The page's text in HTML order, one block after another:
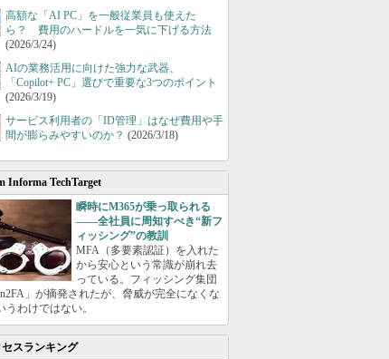
高額な「AI PC」を一般従業員も使えた
ら？ 費用のハードルを一気に下げる方法
(2026/3/24)
AIの業務活用に向けた強力な武器、
「Copilot+ PC」選びで重要な3つのポイント
(2026/3/19)
サービス利用者の「ID管理」はなぜ費用や手
間が膨らみやすいのか？ (2026/3/18)
Informa TechTarget
瞬時にM365が乗っ取られる
――全社員に周知すべき“新フ
ィッシング”の教訓
MFA（多要素認証）を入れた
から安心という常識が崩れ去
っている。フィッシング集団
」が摘発されたが、脅威が完全になくな
うわけではない。
セスランキング